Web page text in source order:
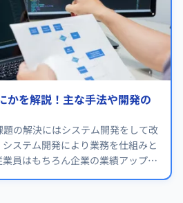
かを解説！主な手法や開発の
の解決にはシステム開発をして改
ステム開発により業務を仕組みと
員はもちろん企業の業績アップに